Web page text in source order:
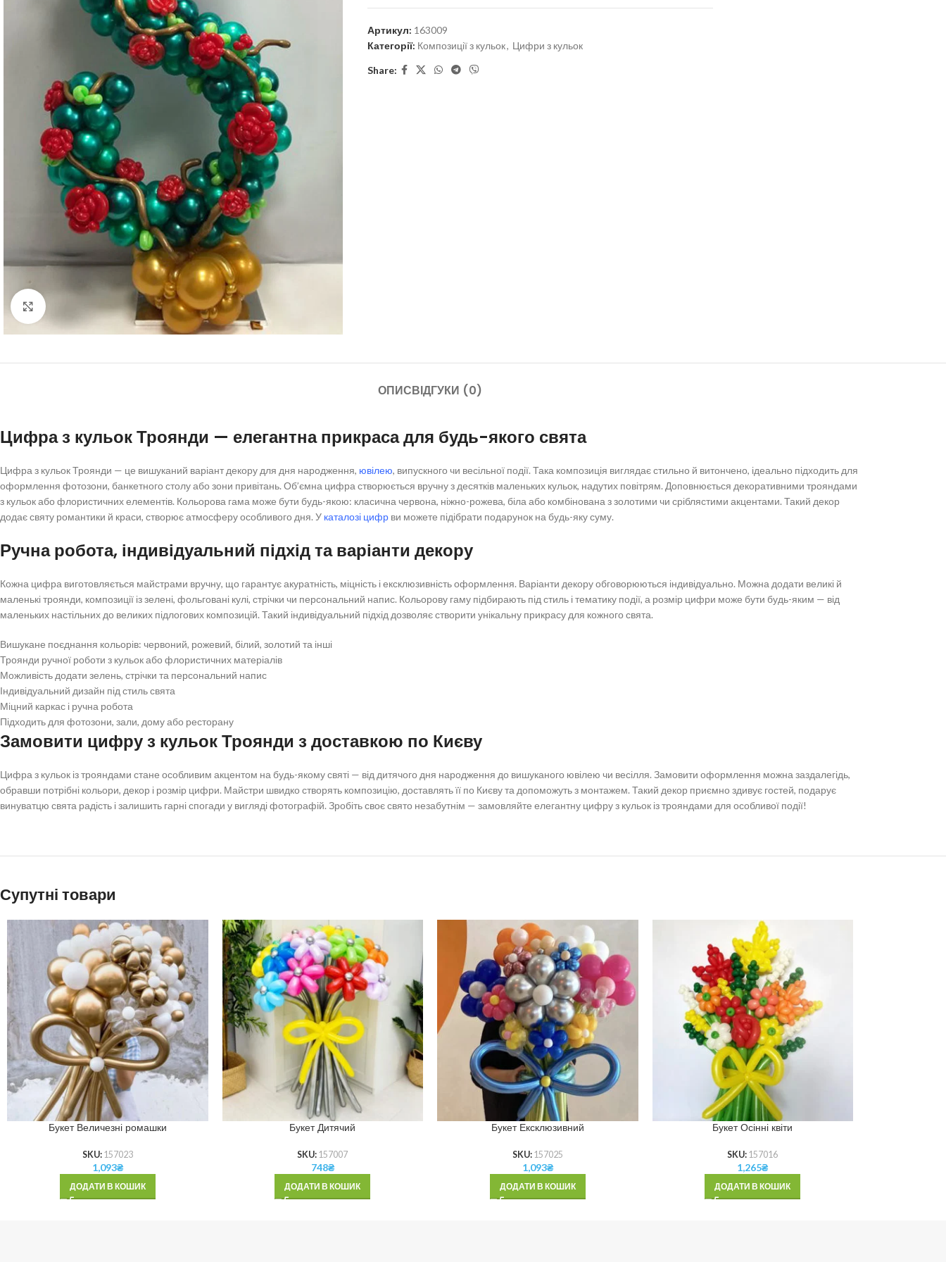
Артикул: 163009
Категорії: Композиції з кульок, Цифри з кульок
Share:
ОПИСВІДГУКИ (0)
Цифра з кульок Троянди — елегантна прикраса для будь-якого свята
Цифра з кульок Троянди — це вишуканий варіант декору для дня народження, ювілею, випускного чи весільної події. Така композиція виглядає стильно й витончено, ідеально підходить для
оформлення фотозони, банкетного столу або зони привітань. Об’ємна цифра створюється вручну з десятків маленьких кульок, надутих повітрям. Доповнюється декоративними трояндами
з кульок або флористичних елементів. Кольорова гама може бути будь-якою: класична червона, ніжно-рожева, біла або комбінована з золотими чи сріблястими акцентами. Такий декор
додає святу романтики й краси, створює атмосферу особливого дня. У каталозі цифр ви можете підібрати подарунок на будь-яку суму.
Ручна робота, індивідуальний підхід та варіанти декору
Кожна цифра виготовляється майстрами вручну, що гарантує акуратність, міцність і ексклюзивність оформлення. Варіанти декору обговорюються індивідуально. Можна додати великі й
маленькі троянди, композиції із зелені, фольговані кулі, стрічки чи персональний напис. Кольорову гаму підбирають під стиль і тематику події, а розмір цифри може бути будь-яким — від
маленьких настільних до великих підлогових композицій. Такий індивідуальний підхід дозволяє створити унікальну прикрасу для кожного свята.
Вишукане поєднання кольорів: червоний, рожевий, білий, золотий та інші
Троянди ручної роботи з кульок або флористичних матеріалів
Можливість додати зелень, стрічки та персональний напис
Індивідуальний дизайн під стиль свята
Міцний каркас і ручна робота
Підходить для фотозони, зали, дому або ресторану
Замовити цифру з кульок Троянди з доставкою по Києву
Цифра з кульок із трояндами стане особливим акцентом на будь-якому святі — від дитячого дня народження до вишуканого ювілею чи весілля. Замовити оформлення можна заздалегідь,
обравши потрібні кольори, декор і розмір цифри. Майстри швидко створять композицію, доставлять її по Києву та допоможуть з монтажем. Такий декор приємно здивує гостей, подарує
винуватцю свята радість і залишить гарні спогади у вигляді фотографій. Зробіть своє свято незабутнім — замовляйте елегантну цифру з кульок із трояндами для особливої події!
Супутні товари
Букет Величезні ромашки
SKU: 157023
1,093₴
ДОДАТИ В КОШИК
Букет Дитячий
SKU: 157007
748₴
ДОДАТИ В КОШИК
Букет Ексклюзивний
SKU: 157025
1,093₴
ДОДАТИ В КОШИК
Букет Осінні квіти
SKU: 157016
1,265₴
ДОДАТИ В КОШИК